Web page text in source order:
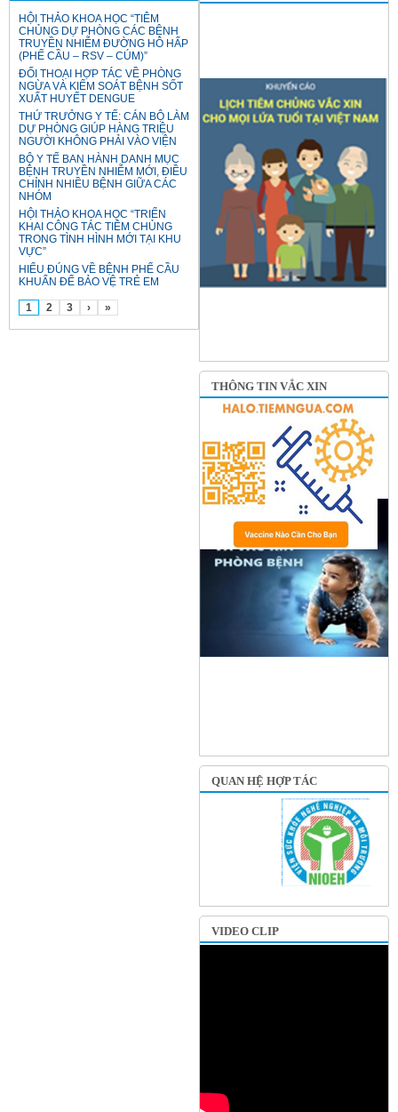
HỘI THẢO KHOA HỌC “TIÊM
CHỦNG DỰ PHÒNG CÁC BỆNH
TRUYỀN NHIỄM ĐƯỜNG HÔ HẤP
(PHẾ CẦU – RSV – CÚM)”
ĐỐI THOẠI HỢP TÁC VỀ PHÒNG
NGỪA VÀ KIỂM SOÁT BỆNH SỐT
XUẤT HUYẾT DENGUE
THỨ TRƯỞNG Y TẾ: CÁN BỘ LÀM
DỰ PHÒNG GIÚP HÀNG TRIỆU
NGƯỜI KHÔNG PHẢI VÀO VIỆN
BỘ Y TẾ BAN HÀNH DANH MỤC
BỆNH TRUYỀN NHIỄM MỚI, ĐIỀU
CHỈNH NHIỀU BỆNH GIỮA CÁC
NHÓM
HỘI THẢO KHOA HỌC “TRIỂN
KHAI CÔNG TÁC TIÊM CHỦNG
TRONG TÌNH HÌNH MỚI TẠI KHU
VỰC”
HIỂU ĐÚNG VỀ BỆNH PHẾ CẦU
KHUẨN ĐỂ BẢO VỆ TRẺ EM
1 2 3 › »
THÔNG TIN VẮC XIN
QUAN HỆ HỢP TÁC
VIDEO CLIP